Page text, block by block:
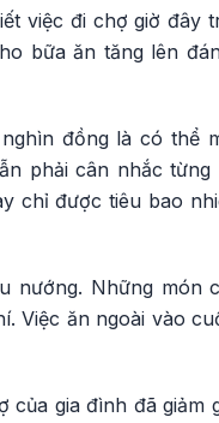
việc đi chợ giờ đây
bữa ăn tăng lên
đồng là có thể
phải cân nhắc từng
chỉ được tiêu bao
nướng. Những món
Việc ăn ngoài vào
gia đình đã giảm